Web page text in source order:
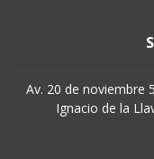
Av. 20 de noviembre
Ignacio de la